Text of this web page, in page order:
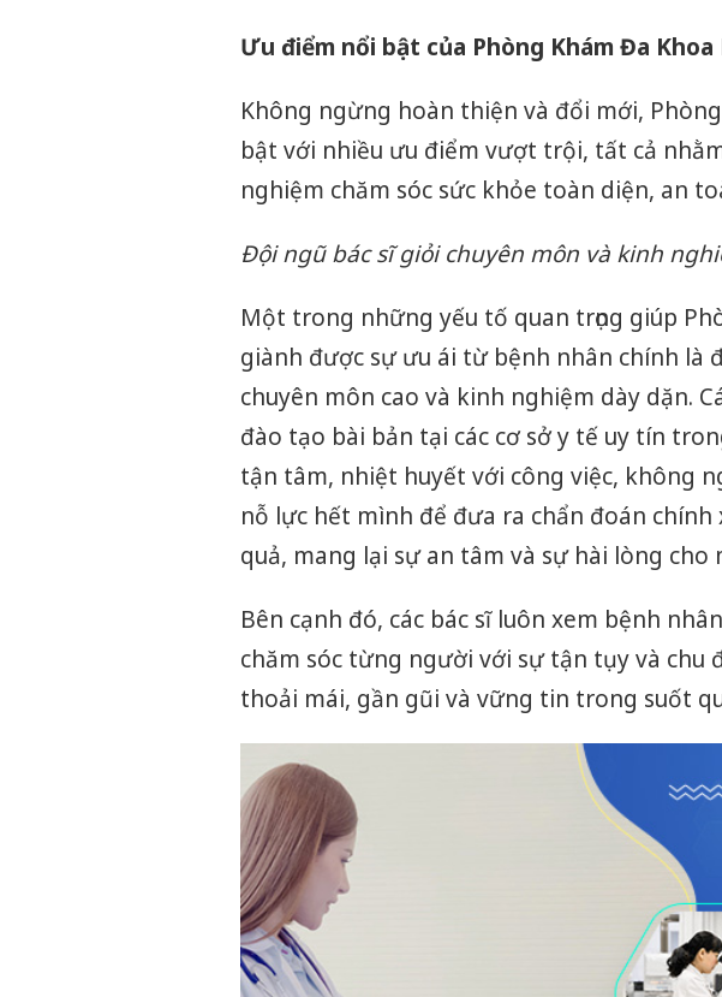
Ưu điểm nổi bật của Phòng Khám Đa Khoa
Không ngừng hoàn thiện và đổi mới,
bật với nhiều ưu điểm vượt trội, tất cả
nghiệm chăm sóc sức khỏe toàn diện, an
Đội ngũ bác sĩ giỏi chuyên môn và kinh
Một trong những yếu tố quan trọng giúp
giành được sự ưu ái từ bệnh nhân chính là
chuyên môn cao và kinh nghiệm dày dặn.
đào tạo bài bản tại các cơ sở y tế uy tín
tận tâm, nhiệt huyết với công việc, không
nỗ lực hết mình để đưa ra chẩn đoán
quả, mang lại sự an tâm và sự hài lòng cho
Bên cạnh đó, các bác sĩ luôn xem bệnh
chăm sóc từng người với sự tận tụy và chu
thoải mái, gần gũi và vững tin trong suốt